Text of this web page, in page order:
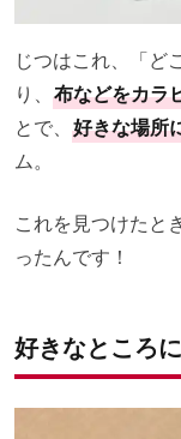
じつはこれ、「ど
り、 布などをカラ
とで、 好きな場所
ム。
これを見つけたと
ったんです！
好きなところ